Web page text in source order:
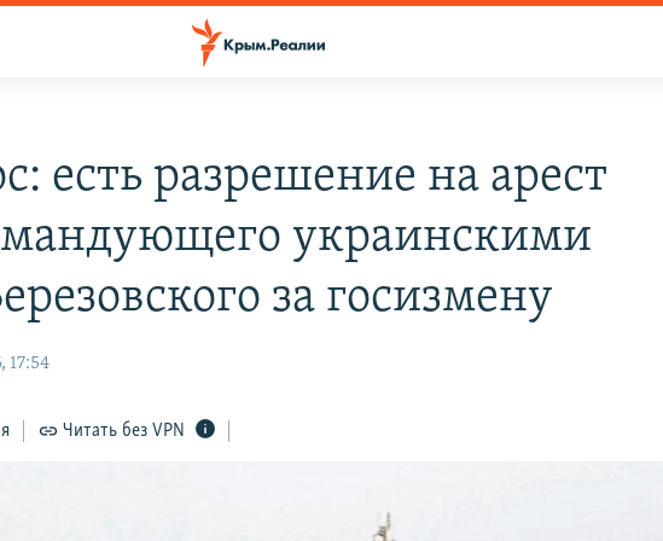
есть разрешение на арест
украинскими
за госизмену
17:54
Читать без VPN